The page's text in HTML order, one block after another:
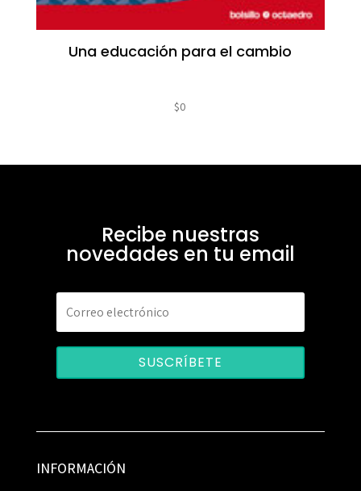
Una educación para el cambio
$0
Recibe nuestras
novedades en tu email
SUSCRÍBETE
INFORMACIÓN